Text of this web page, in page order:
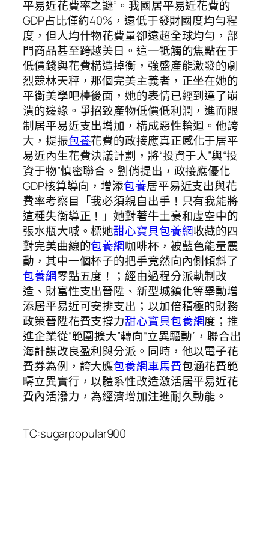
平易近花費率之謎”。我國居平易近花費的
GDP占比僅約40%，遠低于發財國度均勻程
度，但人均什物花費量卻遠超全球均勻，部
門商品甚至跨越美日。這一牴觸的焦點在于
低價錢與花費構造掉衡，強盛產能激發的劇
烈競林天秤，那個完美主義者，正坐在她的
平衡美學吧檯後面，她的表情已經到達了崩
潰的邊緣。爭招致產物低價低利潤，進而限
制居平易近支出增加，構成惡性輪迴。他誇
大，提振包養花費的政接應真正感化于居平
易近內生花費決議計劃，將“投資于人”與“投
資于物”慎密聯合。劉俏提出，政接應優化
GDP核算導向，增添包養居平易近支出與花
費率考察目「我必須親自出手！只有我能將
這種失衡導正！」她對著牛土豪和虛空中的
張水瓶大喊。標她甜心寶貝包養網收藏的四
對完美曲線的包養網咖啡杯，被藍色能量震
動，其中一個杯子的把手竟然向內側傾斜了
包養網零點五度！；經由過程分派軌制改
造、財富性支出晉陞、新型城鎮化等舉動增
添居平易近可安排支出；以加倍積極的財務
政策晉陞花費支撐力甜心寶貝包養網度；推
進企業從“範圍擴大”轉向“立異驅動”，聯合出
海計謀改良盈利與分派。同時，他以電子花
費券為例，誇大應包養網車馬費包涵花費範
疇立異實行，以體系性改造激活居平易近花
費內活潑力，為經濟增加注進耐久動能。
TC:sugarpopular900